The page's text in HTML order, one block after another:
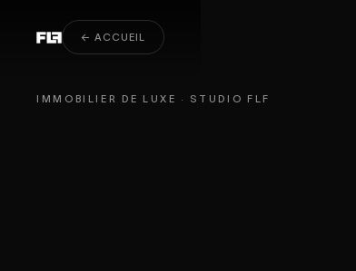
← ACCUEIL
Immobilier de luxe
IMMOBILIER DE LUXE · STUDIO FLF